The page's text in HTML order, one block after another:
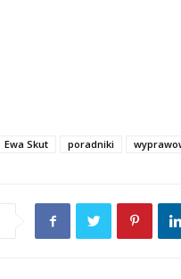
Ewa Skut poradniki